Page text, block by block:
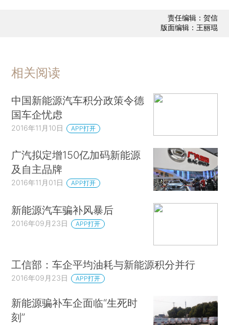
责任编辑：贺信
版面编辑：王丽琨
相关阅读
中国新能源汽车积分政策令德
国车企忧虑
2016年11月10日 APP打开
广汽拟定增150亿加码新能源
及自主品牌
2016年11月01日 APP打开
新能源汽车骗补风暴后
2016年09月23日 APP打开
工信部：车企平均油耗与新能源积分并行
2016年09月23日 APP打开
新能源骗补车企面临“生死时
刻”